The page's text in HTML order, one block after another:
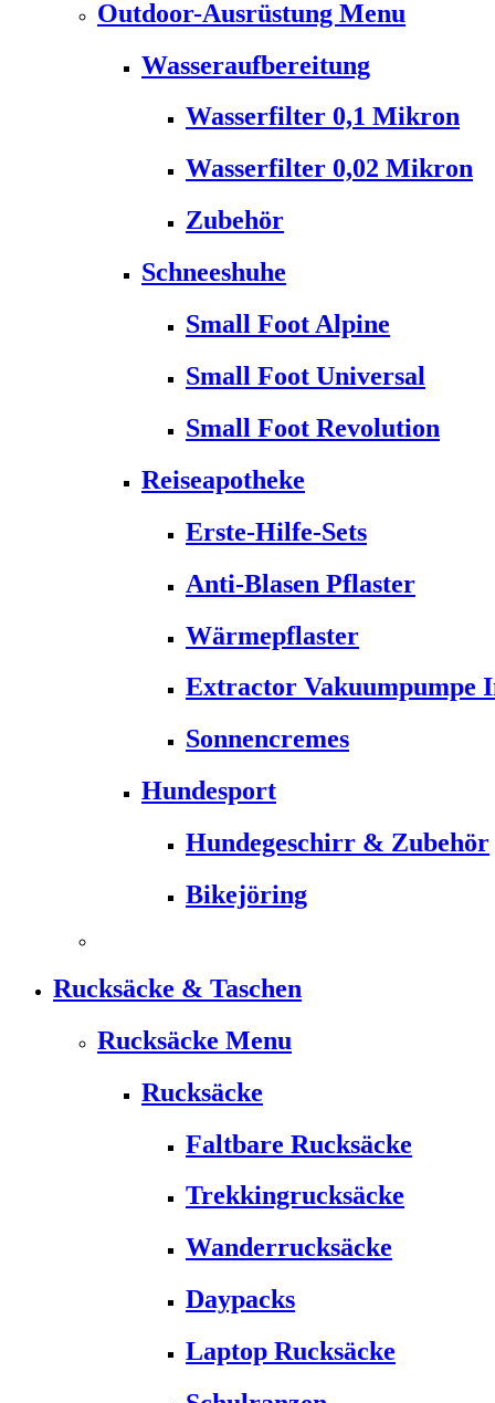
Outdoor-Ausrüstung Menu
Wasseraufbereitung
Wasserfilter 0,1 Mikron
Wasserfilter 0,02 Mikron
Zubehör
Schneeshuhe
Small Foot Alpine
Small Foot Universal
Small Foot Revolution
Reiseapotheke
Erste-Hilfe-Sets
Anti-Blasen Pflaster
Wärmepflaster
Extractor Vakuumpumpe
Sonnencremes
Hundesport
Hundegeschirr & Zubehör
Bikejöring
Rucksäcke & Taschen
Rucksäcke Menu
Rucksäcke
Faltbare Rucksäcke
Trekkingrucksäcke
Wanderrucksäcke
Daypacks
Laptop Rucksäcke